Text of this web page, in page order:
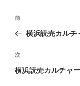
投
ナ
ビ
ゲ
前
の
稿
前
横浜読売カルチ
次
の
次
横浜読売カルチャ